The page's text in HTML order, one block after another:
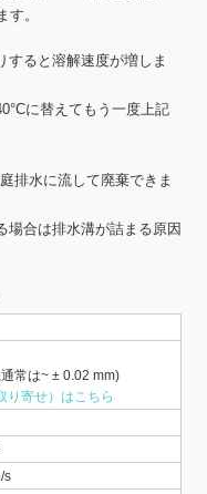
す。
ると溶解速度が増しま
に替えてもう一度上記
排水に流して廃棄できま
場合は排水溝が詰まる原因
常は~ ± 0.02 mm)
り寄せ）はこちら
s